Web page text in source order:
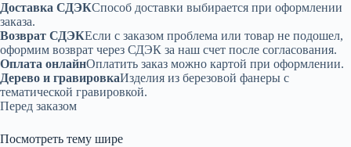
Доставка СДЭКСпособ доставки выбирается при оформлении
заказа.
Возврат СДЭКЕсли с заказом проблема или товар не подошел,
оформим возврат через СДЭК за наш счет после согласования.
Оплата онлайнОплатить заказ можно картой при оформлении.
Дерево и гравировкаИзделия из березовой фанеры с
тематической гравировкой.
Перед заказом
Посмотреть тему шире